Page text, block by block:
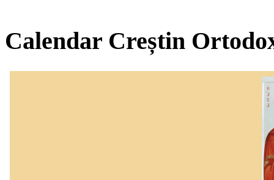
Calendar Creștin